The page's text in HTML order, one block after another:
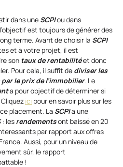
dans une SCPIou dans
est toujours de générer des
terme. Avant de choisir la SCPI
et à votre projet, il est
son taux de rentabilitéet donc
Pour cela, il suffit de diviser les
le prix de l’immobilier. Le
a pour objectif de déterminer si
ici pour en savoir plus sur les
placement. La SCPIa une
: les rendementsont baissé en 20
par rapport aux offres
Aussi, pour un niveau de
sûr, le rapport
!